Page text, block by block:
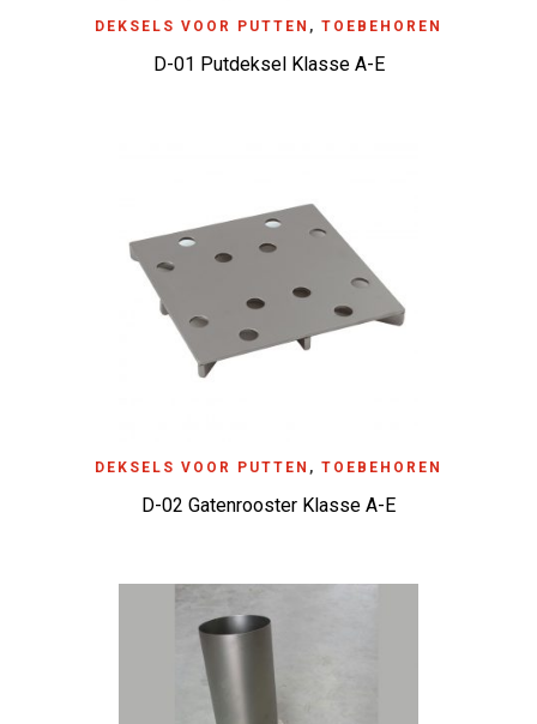
DEKSELS VOOR PUTTEN , TOEBEHOREN
D-01 Putdeksel Klasse A-E
DEKSELS VOOR PUTTEN , TOEBEHOREN
D-02 Gatenrooster Klasse A-E